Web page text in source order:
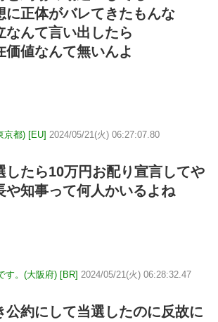
に正体がバレてきたもんな
なんて言い出したら
価値なんて無いんよ
京都) [EU] 2024/05/21(火) 06:27:07.80
したら10万円お配り宣言してや
や知事って何人かいるよね
す。(大阪府) [BR] 2024/05/21(火) 06:28:32.47
公約にして当選したのに反故に